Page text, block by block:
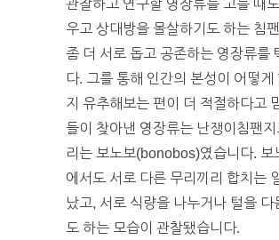
관찰하고 연구할 영장류를 고를 때
우고 상대방을 몰살하기도 하는 침
좀 더 서로 돕고 공존하는 영장류를
다. 그를 통해 인간의 본성이 어떻게
지 유추해보는 편이 더 적절하다고
들이 찾아낸 영장류는 난쟁이침팬
리는 보노보(bonobos)였습니다. 보
에서도 서로 다른 무리끼리 합치는
났고, 서로 식량을 나누거나 털을 다
도 하는 모습이 관찰됐습니다.